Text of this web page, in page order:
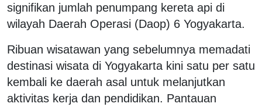
signifikan jumlah penumpang kereta api di
wilayah Daerah Operasi (Daop) 6 Yogyakarta.
Ribuan wisatawan yang sebelumnya memadati
destinasi wisata di Yogyakarta kini satu per satu
kembali ke daerah asal untuk melanjutkan
aktivitas kerja dan pendidikan. Pantauan